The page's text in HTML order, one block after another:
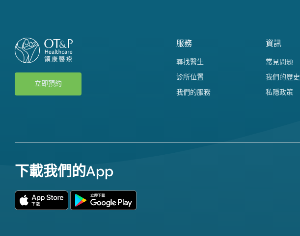
立即預約
服務
尋找醫生
診所位置
我們的服務
資訊
常見問題
我們的歷史
私隱政策
下載我們的App